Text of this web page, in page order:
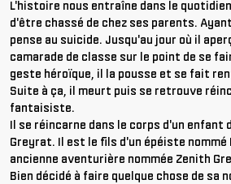
L'histoire nous entraîne dans le
d'être chassé de chez ses parents.
pense au suicide. Jusqu'au jour où il
camarade de classe sur le point de se
geste héroïque, il la pousse et se fait
Suite à ça, il meurt puis se retrouve
fantaisiste.
Il se réincarne dans le corps d'un enfant
Greyrat. Il est le fils d'un épéiste nommé
ancienne aventurière nommée Zenith
Bien décidé à faire quelque chose de sa